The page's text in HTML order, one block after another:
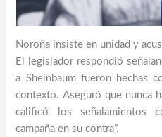
Noroña insiste en unidad y
El legislador respondió
a Sheinbaum fueron hechas
contexto. Aseguró que nunca
calificó los señalamientos
campaña en su contra”.